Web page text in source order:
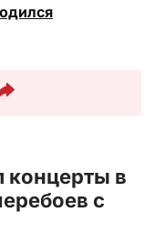
концерты в
с